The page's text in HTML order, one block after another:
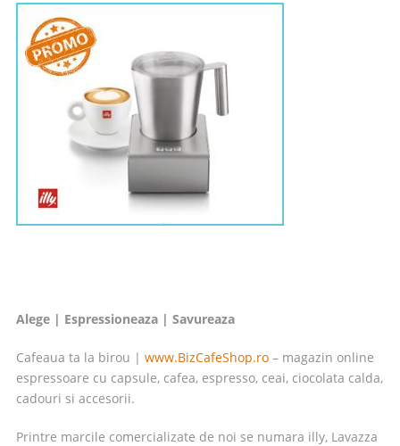
Alege | Espressioneaza | Savureaza
Cafeaua ta la birou | www.BizCafeShop.ro– magazin online
espressoare cu capsule, cafea, espresso, ceai, ciocolata calda,
cadouri si accesorii.
Printre marcile comercializate de noi se numara illy, Lavazza